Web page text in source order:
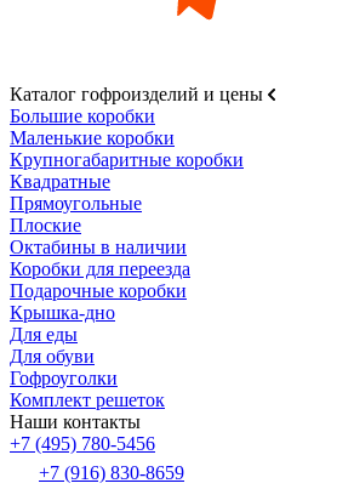
Каталог гофроизделий и цены
Большие коробки
Маленькие коробки
Крупногабаритные коробки
Квадратные
Прямоугольные
Плоские
Октабины в наличии
Коробки для переезда
Подарочные коробки
Крышка-дно
Для еды
Для обуви
Гофроуголки
Комплект решеток
Наши контакты
+7 (495) 780-5456
+7 (916) 830-8659